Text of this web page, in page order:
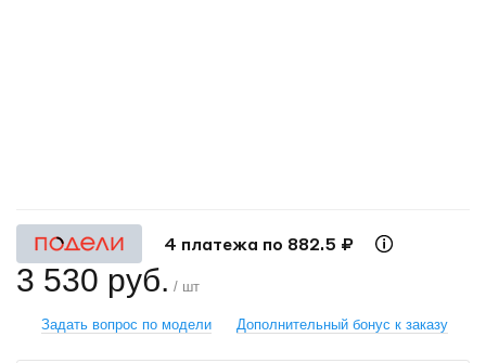
4 платежа по 882.5 ₽
3 530 руб. / шт
Задать вопрос по модели Дополнительный бонус к заказу